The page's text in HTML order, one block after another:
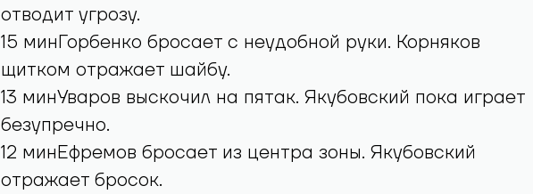
отводит угрозу.
15 минГорбенко бросает с неудобной руки. Корняков
щитком отражает шайбу.
13 минУваров выскочил на пятак. Якубовский пока играет
безупречно.
12 минЕфремов бросает из центра зоны. Якубовский
отражает бросок.